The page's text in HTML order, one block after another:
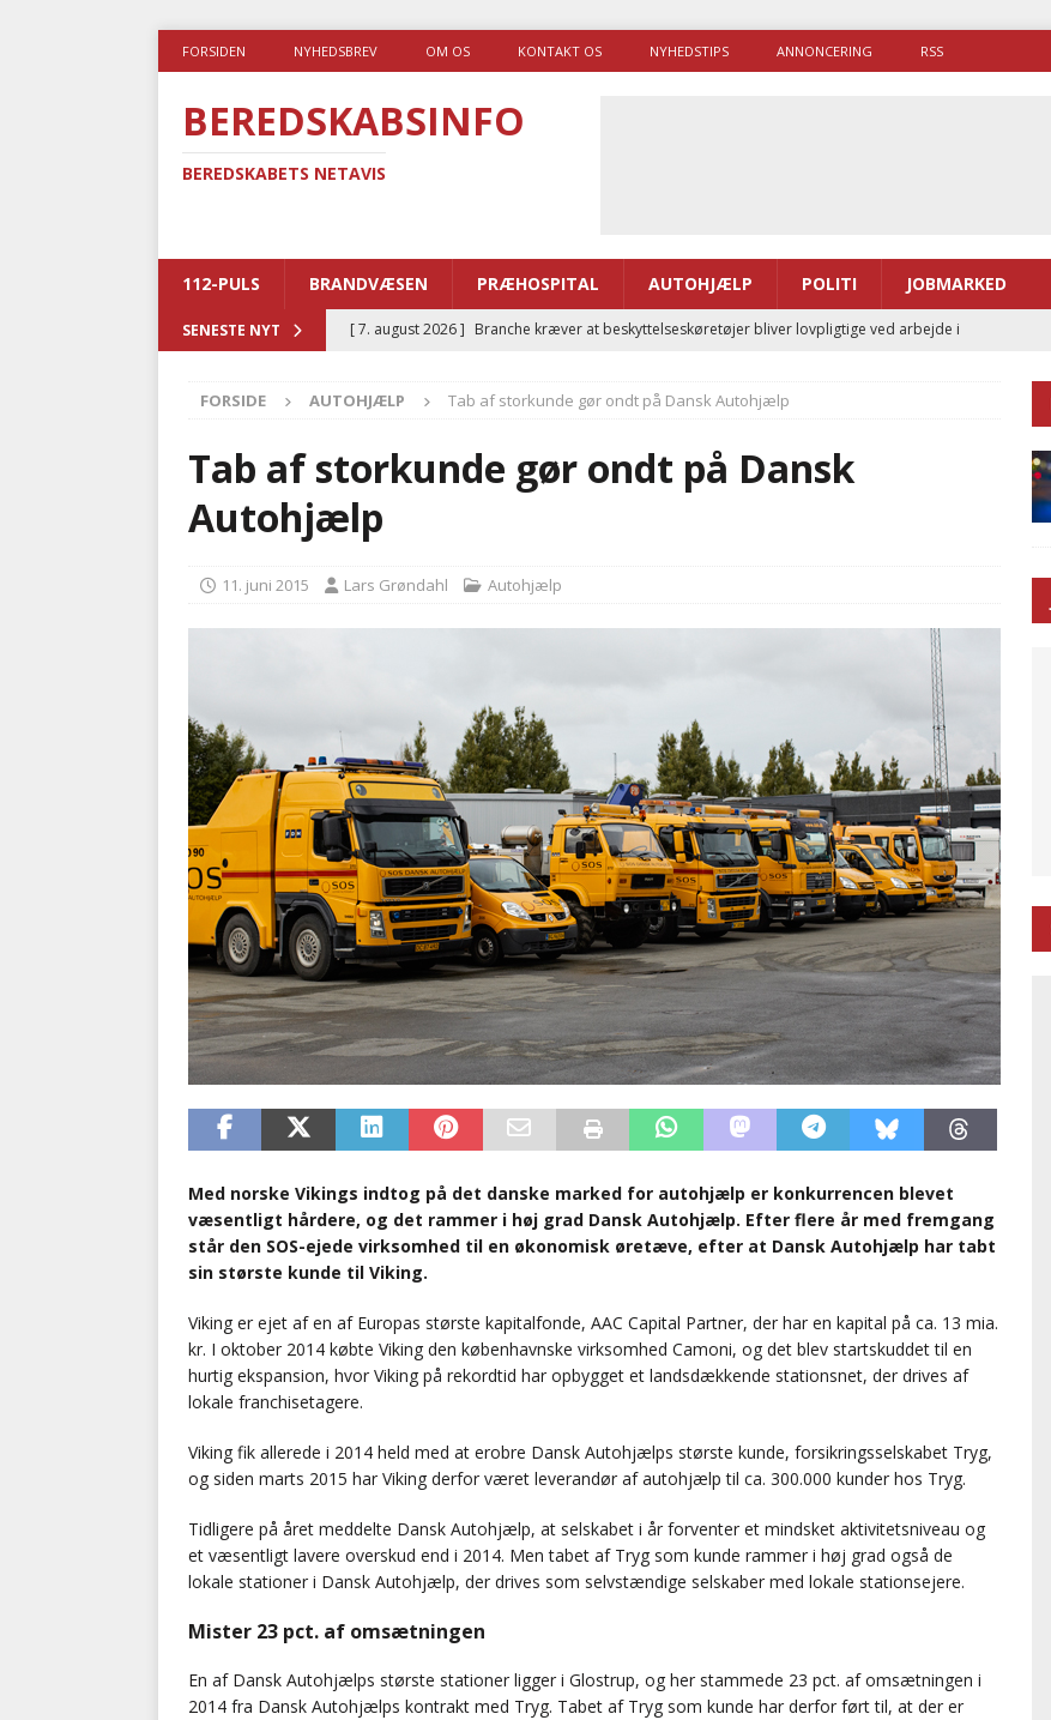
FORSIDEN NYHEDSBREV OM OS KONTAKT OS NYHEDSTIPS ANNONCERING RSS
BEREDSKABSINFO
BEREDSKABETS NETAVIS
112-PULS BRANDVÆSEN PRÆHOSPITAL AUTOHJÆLP POLITI JOBMARKED
SENESTE NYT [ 7. august 2026 ] Branche kræver at beskyttelseskøretøjer bliver lovpligtige ved arbejde i
[ 6. august 2026 ] Brandvæsenernes gennemsnitlige responstid steg med 9 sekunder i 2025
BRANDVÆSEN
Advarer: Udløb af sygetransporttilladelser kan sende 400.000 kørsler over
i det offentlige
[ 5. august 2026 ]
FORSIDE AUTOHJÆLP Tab af storkunde gør ondt på Dansk Autohjælp
Tab af storkunde gør ondt på Dansk
Autohjælp
11. juni 2015 Lars Grøndahl Autohjælp
Med norske Vikings indtog på det danske marked for autohjælp er konkurrencen blevet
væsentligt hårdere, og det rammer i høj grad Dansk Autohjælp. Efter flere år med fremgang
står den SOS-ejede virksomhed til en økonomisk øretæve, efter at Dansk Autohjælp har tabt
sin største kunde til Viking.
Viking er ejet af en af Europas største kapitalfonde, AAC Capital Partner, der har en kapital på ca. 13 mia.
kr. I oktober 2014 købte Viking den københavnske virksomhed Camoni, og det blev startskuddet til en
hurtig ekspansion, hvor Viking på rekordtid har opbygget et landsdækkende stationsnet, der drives af
lokale franchisetagere.
Viking fik allerede i 2014 held med at erobre Dansk Autohjælps største kunde, forsikringsselskabet Tryg,
og siden marts 2015 har Viking derfor været leverandør af autohjælp til ca. 300.000 kunder hos Tryg.
Tidligere på året meddelte Dansk Autohjælp, at selskabet i år forventer et mindsket aktivitetsniveau og
et væsentligt lavere overskud end i 2014. Men tabet af Tryg som kunde rammer i høj grad også de
lokale stationer i Dansk Autohjælp, der drives som selvstændige selskaber med lokale stationsejere.
Mister 23 pct. af omsætningen
En af Dansk Autohjælps største stationer ligger i Glostrup, og her stammede 23 pct. af omsætningen i
2014 fra Dansk Autohjælps kontrakt med Tryg. Tabet af Tryg som kunde har derfor ført til, at der er